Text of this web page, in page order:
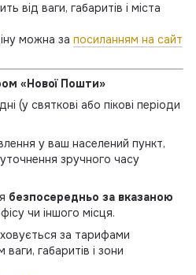
від ваги, габаритів і міста
можна за посиланням на сайт
«Нової Пошти»
(у святкові або пікові періоди
у ваш населений пункт,
зручного часу
безпосередньо за вказаною
чи іншого місця.
за тарифами
габаритів і зони